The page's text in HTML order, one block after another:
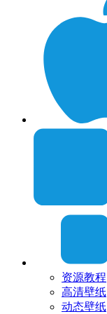
资源教程
高清壁纸
动态壁纸